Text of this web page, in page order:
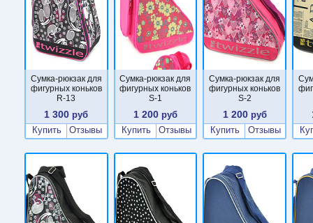
Сумка-рюкзак для
фигурных коньков
R-13
1 300 руб
Купить
Отзывы
Сумка-рюкзак для
фигурных коньков
S-1
1 200 руб
Купить
Отзывы
Сумка-рюкзак для
фигурных коньков
S-2
1 200руб
Купить
Отзывы